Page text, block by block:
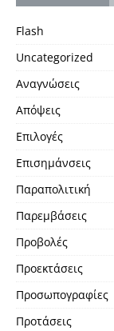
Flash
Uncategorized
Αναγνώσεις
Απόψεις
Επιλογές
Επισημάνσεις
Παραπολιτική
Παρεμβάσεις
Προβολές
Προεκτάσεις
Προσωπογραφίες
Προτάσεις